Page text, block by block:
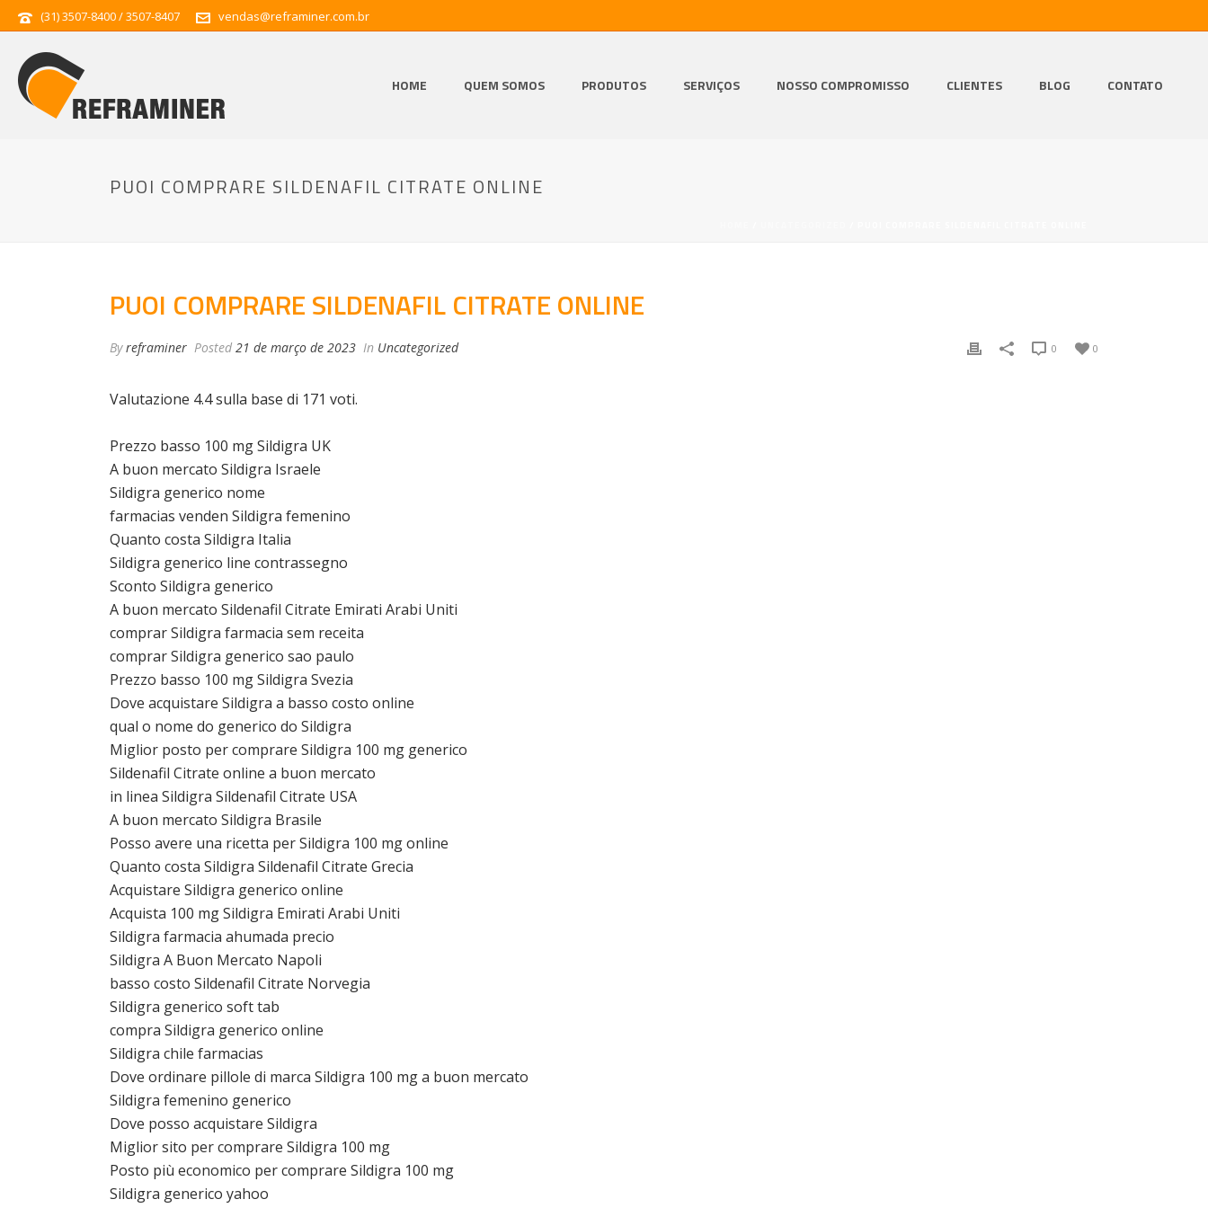
(31) 3507-8400 / 3507-8407 vendas@reframiner.com.br
HOME QUEM SOMOS PRODUTOS SERVIÇOS NOSSO COMPROMISSO CLIENTES BLOG CONTATO
PUOI COMPRARE SILDENAFIL CITRATE ONLINE
PUOI COMPRARE SILDENAFIL CITRATE ONLINE
Byreframiner Posted 21 de março de 2023 In Uncategorized 0
0
Valutazione 4.4sulla base di 171 voti.
Prezzo basso 100 mg Sildigra UK
A buon mercato Sildigra Israele
Sildigra generico nome
farmacias venden Sildigra femenino
Quanto costa Sildigra Italia
Sildigra generico line contrassegno
Sconto Sildigra generico
A buon mercato Sildenafil Citrate Emirati Arabi Uniti
comprar Sildigra farmacia sem receita
comprar Sildigra generico sao paulo
Prezzo basso 100 mg Sildigra Svezia
Dove acquistare Sildigra a basso costo online
qual o nome do generico do Sildigra
Miglior posto per comprare Sildigra 100 mg generico
Sildenafil Citrate online a buon mercato
in linea Sildigra Sildenafil Citrate USA
A buon mercato Sildigra Brasile
Posso avere una ricetta per Sildigra 100 mg online
Quanto costa Sildigra Sildenafil Citrate Grecia
Acquistare Sildigra generico online
Acquista 100 mg Sildigra Emirati Arabi Uniti
Sildigra farmacia ahumada precio
Sildigra A Buon Mercato Napoli
basso costo Sildenafil Citrate Norvegia
Sildigra generico soft tab
compra Sildigra generico online
Sildigra chile farmacias
Dove ordinare pillole di marca Sildigra 100 mg a buon mercato
Sildigra femenino generico
Dove posso acquistare Sildigra
Miglior sito per comprare Sildigra 100 mg
Posto più economico per comprare Sildigra 100 mg
Sildigra generico yahoo